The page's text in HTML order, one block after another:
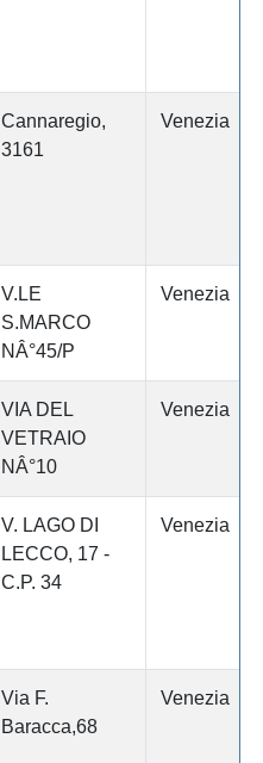
Cannaregio,
3161
Venezia
V.LE
S.MARCO
NÂ°45/P
Venezia
VIA DEL
VETRAIO
NÂ°10
Venezia
V. LAGO DI
LECCO, 17 -
C.P. 34
Venezia
Via F.
Baracca,68
Venezia